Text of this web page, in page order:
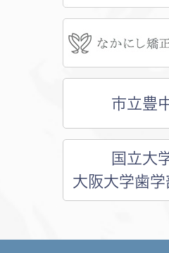
市立豊
国立大
大阪大学歯